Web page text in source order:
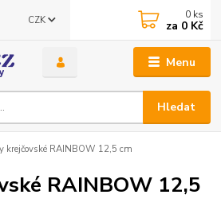
Menu
CZK
Hledat
0 ks
za 0 Kč
krejčovské RAINBOW 12,5 cm
RAINBOW 12,5